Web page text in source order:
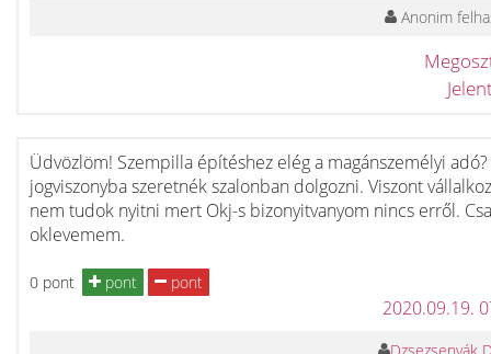
Anonim
Üdvözlöm! Szempilla építéshez elég a magánszemélyi
jogviszonyba szeretnék szalonban dolgozni. Viszont
nem tudok nyitni mert Okj-s bizonyitvanyom nincs erről.
oklevemem.
0 pont pont pont
2020.09.19.